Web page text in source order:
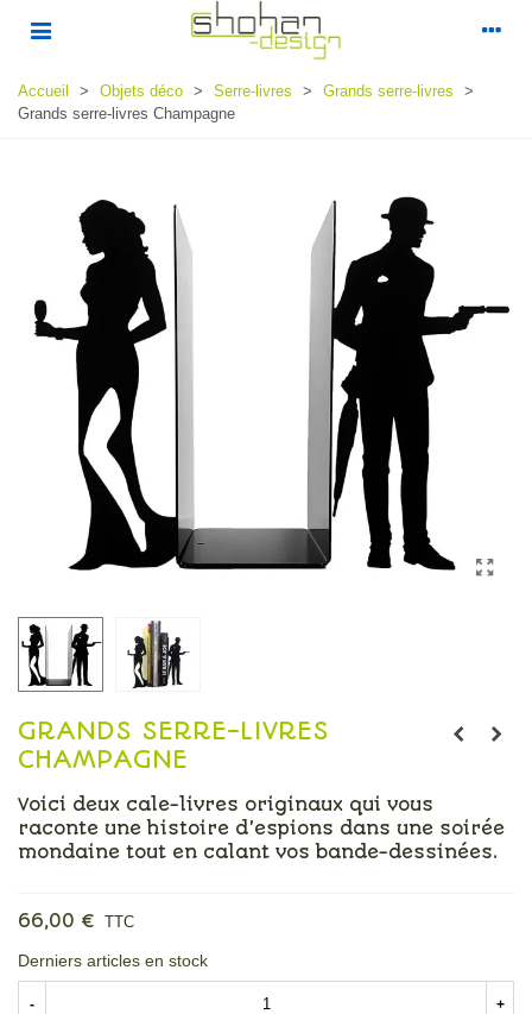
Accueil > Objets déco > Serre-livres > Grands serre-livres
>
Grands serre-livres Champagne
GRANDS SERRE-LIVRES
CHAMPAGNE
Voici deux cale-livres originaux qui vous
raconte une histoire d’espions dans une soirée
mondaine tout en calant vos bande-dessinées.
66,00 € TTC
Derniers articles en stock
- +